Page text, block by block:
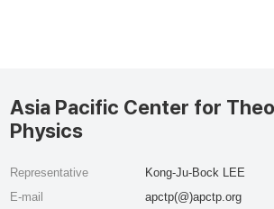
Asia Pacific Center for
Physics
Representative
Kong-Ju-Bock LEE
E-mail
apctp(@)apctp.org